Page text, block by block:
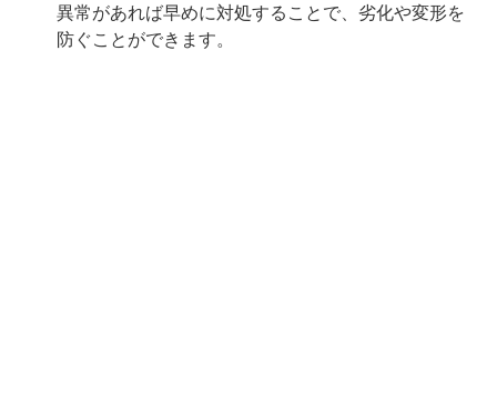
異常があれば早めに対処することで、劣化や変形を
防ぐことができます。